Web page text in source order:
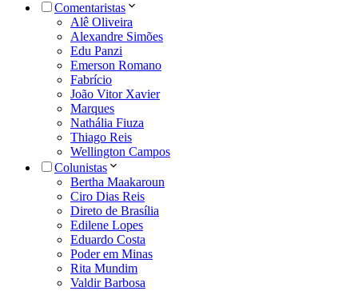
Comentaristas
Alê Oliveira
Alexandre Simões
Edu Panzi
Emerson Romano
Fabrício
João Vitor Xavier
Marques
Nathália Fiuza
Thiago Reis
Wellington Campos
Colunistas
Bertha Maakaroun
Ciro Dias Reis
Direto de Brasília
Edilene Lopes
Eduardo Costa
Poder em Minas
Rita Mundim
Valdir Barbosa